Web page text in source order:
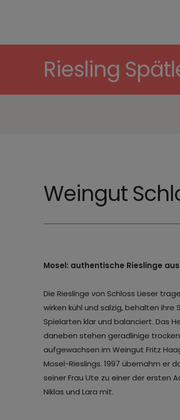
Riesling
Weingut
Mosel: authentische Rieslinge
Die Rieslinge von Schloss Lieser
wirken kühl und salzig, behalten
Spielarten klar und balanciert. Das
daneben stehen geradlinige
aufgewachsen im Weingut Fritz
Mosel-Rieslings. 1997 übernahm
seiner Frau Ute zu einer der ersten
Niklas und Lara mit.